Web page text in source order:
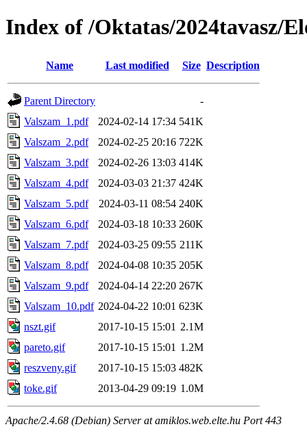
Index of /Oktatas/2024tavasz/
Name Last modified Size Description
Parent Directory
-
Valszam_1.pdf
2024-02-14 17:34 541K
Valszam_2.pdf
2024-02-25 20:16 722K
Valszam_3.pdf
2024-02-26 13:03 414K
Valszam_4.pdf
2024-03-03 21:37 424K
Valszam_5.pdf
2024-03-11 08:54 240K
Valszam_6.pdf
2024-03-18 10:33 260K
Valszam_7.pdf
2024-03-25 09:55 211K
Valszam_8.pdf
2024-04-08 10:35 205K
Valszam_9.pdf
2024-04-14 22:20 267K
Valszam_10.pdf 2024-04-22 10:01 623K
nszt.gif
2017-10-15 15:01 2.1M
pareto.gif
2017-10-15 15:01 1.2M
reszveny.gif
2017-10-15 15:03 482K
toke.gif
2013-04-29 09:19 1.0M
Apache/2.4.68 (Debian) Server at amiklos.web.elte.hu Port 443